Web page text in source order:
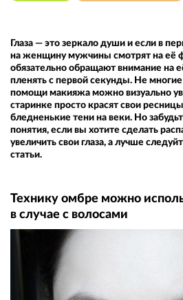
Глаза — это зеркало души и если в
на женщину мужчины смотрят на её
обязательно обращают внимание на
пленять с первой секунды. Не
помощи макияжа можно визуально
старинке просто красят свои
бледненькие тени на веки. Но
понятия, если вы хотите сделать
увеличить свои глаза, а лучше
статьи.
Технику омбре можно
в случае с волосами